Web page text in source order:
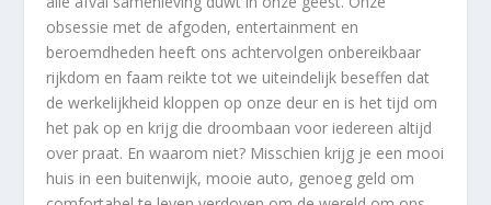
obsessie met de afgoden, entertainment en
beroemdheden heeft ons achtervolgen onbereikbaar
rijkdom en faam reikte tot we uiteindelijk beseffen dat
de werkelijkheid kloppen op onze deur en is het tijd om
het pak op en krijg die droombaan voor iedereen altijd
over praat. En waarom niet? Misschien krijg je een mooi
huis in een buitenwijk, mooie auto, genoeg geld om